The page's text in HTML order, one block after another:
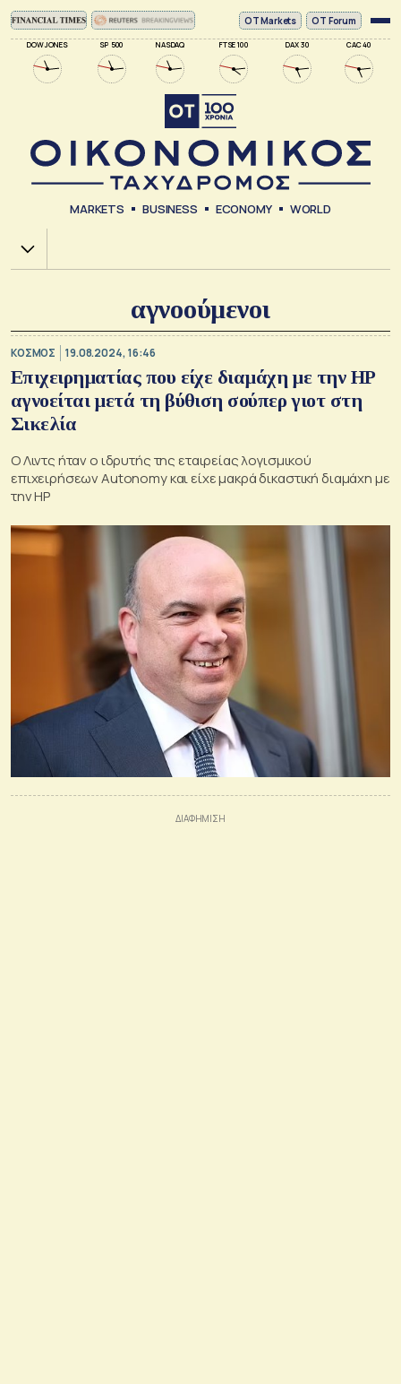
DOW JONES SP 500 NASDAQ FTSE 100 DAX 30 CAC 40
ΟΤ Markets OT Forum
MARKETS BUSINESS ECONOMY WORLD
Χ.Α.
αγνοούμενοι
ΚΟΣΜΟΣ 19.08.2024, 16:46
Επιχειρηματίας που είχε διαμάχη με την HP
αγνοείται μετά τη βύθιση σούπερ γιοτ στη
Σικελία
Ο Λιντς ήταν ο ιδρυτής της εταιρείας λογισμικού
επιχειρήσεων Autonomy και είχε μακρά δικαστική διαμάχη με
την ΗΡ